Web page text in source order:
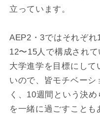
立っています。
AEP2・3ではそれぞれ
12〜15人で構成されて
大学進学を目標にして
いので、皆モチベーシ
く、10週間という決め
を一緒に過ごすことも